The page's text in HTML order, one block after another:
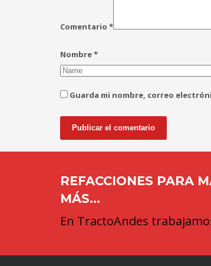
Comentario *
Nombre*
Guarda mi nombre, correo
REFACCIONES PARA
MÁS...
En TractoAndes